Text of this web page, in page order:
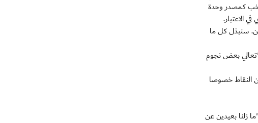
الى المنتخب كمصدر وحدة
الاعتبار.
سنبذل كل ما
"تعالي بعض نجوم
النقاط خصوصا
زلنا بعيدين عن